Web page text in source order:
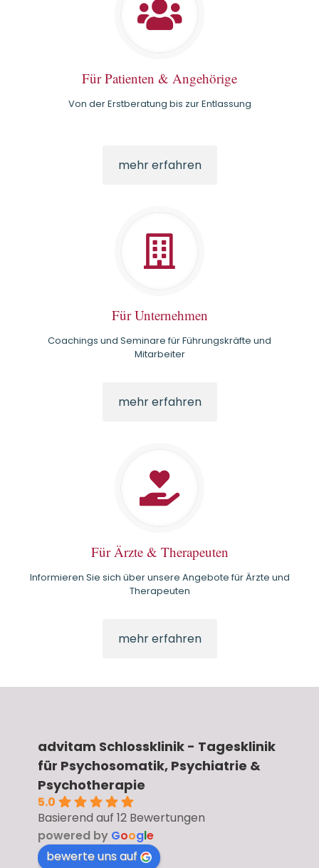
Für Patienten & Angehörige
Von der Erstberatung bis zur Entlassung
mehr erfahren
Für Unternehmen
Coachings und Seminare für Führungskräfte und
Mitarbeiter
mehr erfahren
Für Ärzte & Therapeuten
Informieren Sie sich über unsere Angebote für Ärzte und
Therapeuten
mehr erfahren
advitam Schlossklinik - Tagesklinik
für Psychosomatik, Psychiatrie &
Psychotherapie
5.0
Basierend auf 12 Bewertungen
powered by Google
bewerte uns auf